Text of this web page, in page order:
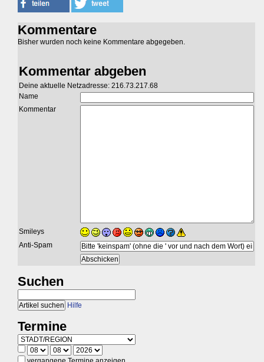
Kommentare
Bisher wurden noch keine Kommentare abgegeben.
Kommentar abgeben
Deine aktuelle Netzadresse: 216.73.217.68
Name
Kommentar
Smileys
Anti-Spam
Suchen
Hilfe
Termine